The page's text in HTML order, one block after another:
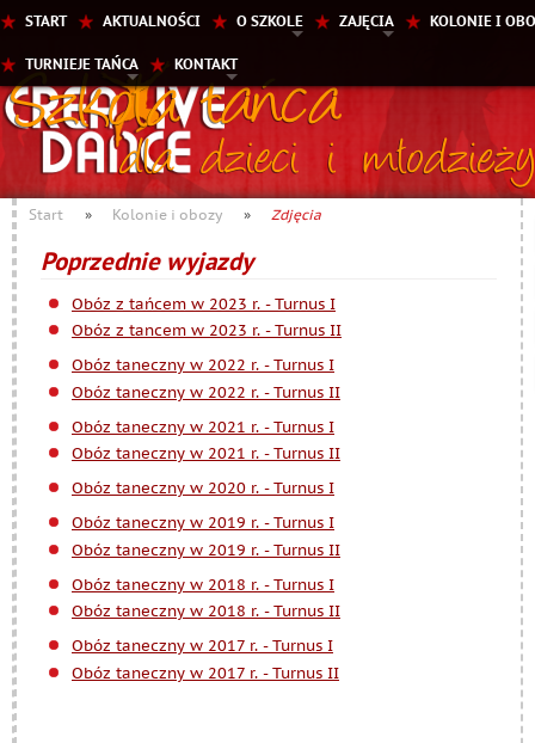
START AKTUALNOŚCI O SZKOLE ZAJĘCIA KOLONIE I
TURNIEJE TAŃCA KONTAKT
Start » Kolonie i obozy » Zdjęcia
Poprzednie wyjazdy
Obóz z tańcem w 2023 r. - Turnus I
Obóz z tancem w 2023 r. - Turnus II
Obóz taneczny w 2022 r. - Turnus I
Obóz taneczny w 2022 r. - Turnus II
Obóz taneczny w 2021 r. - Turnus I
Obóz taneczny w 2021 r. - Turnus II
Obóz taneczny w 2020 r. - Turnus I
Obóz taneczny w 2019 r. - Turnus I
Obóz taneczny w 2019 r. - Turnus II
Obóz taneczny w 2018 r. - Turnus I
Obóz taneczny w 2018 r. - Turnus II
Obóz taneczny w 2017 r. - Turnus I
Obóz taneczny w 2017 r. - Turnus II